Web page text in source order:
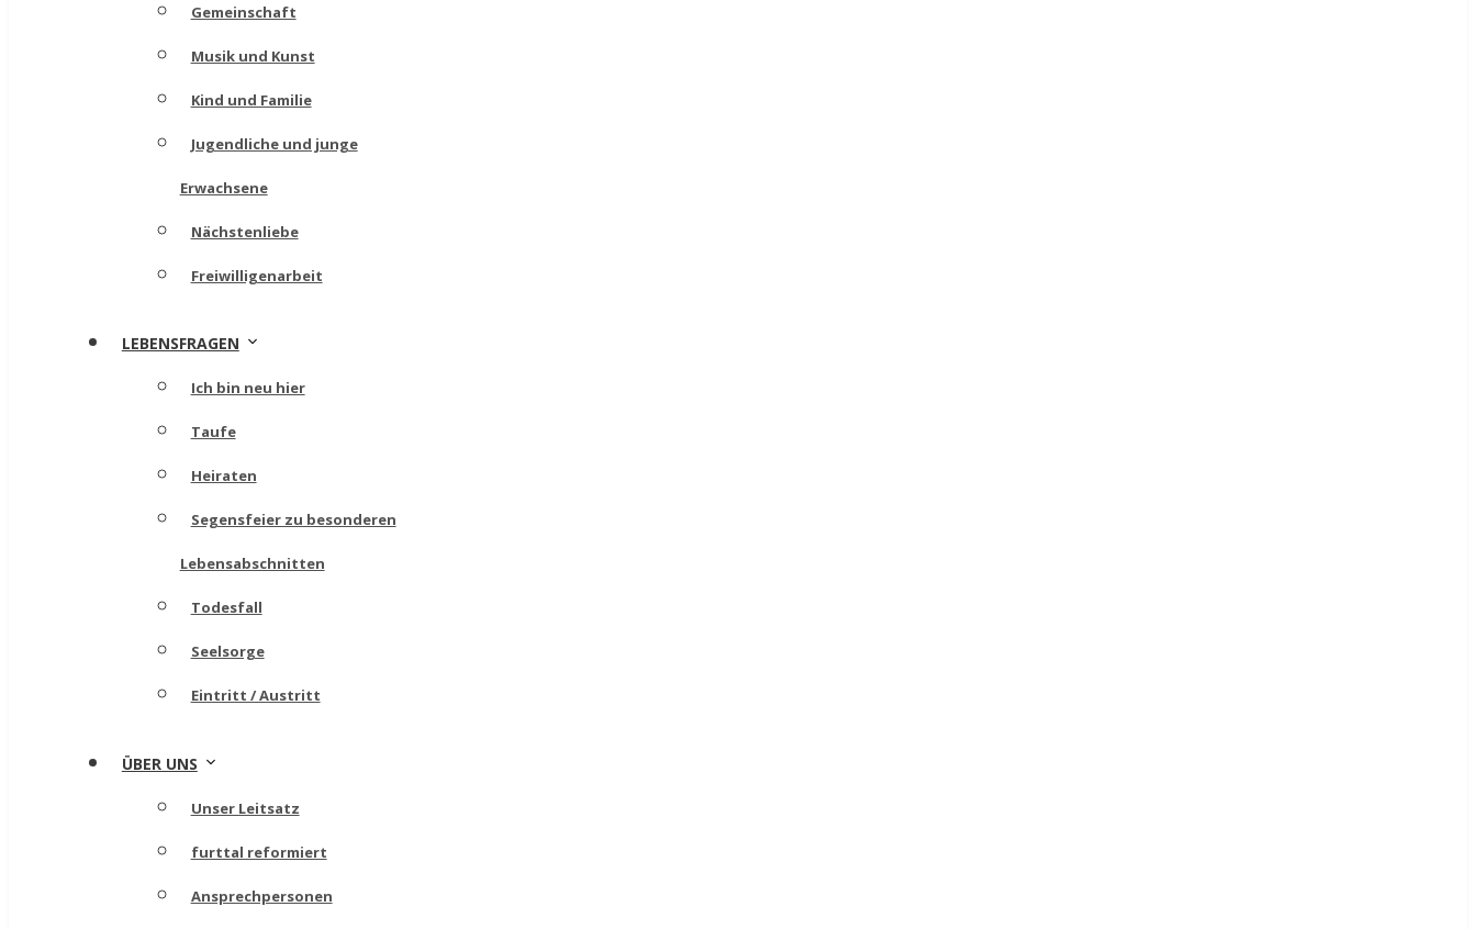
Gemeinschaft
Musik und Kunst
Kind und Familie
Jugendliche und junge
Erwachsene
Nächstenliebe
Freiwilligenarbeit
LEBENSFRAGEN
Ich bin neu hier
Taufe
Heiraten
Segensfeier zu besonderen
Lebensabschnitten
Todesfall
Seelsorge
Eintritt / Austritt
ÜBER UNS
Unser Leitsatz
furttal reformiert
Ansprechpersonen